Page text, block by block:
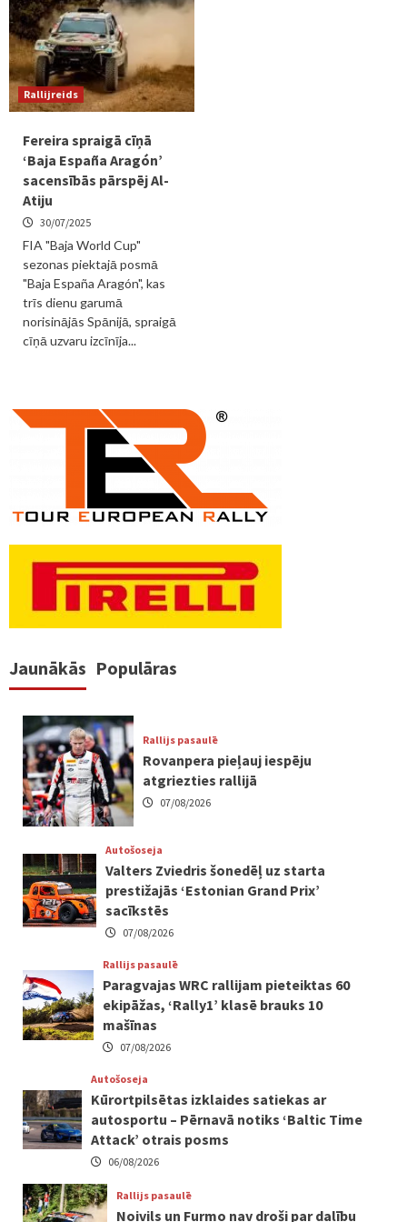
Rallijreids
Fereira spraigā cīņā
‘Baja España Aragón’
sacensībās pārspēj Al-
Atiju
30/07/2025
FIA "Baja World Cup"
sezonas piektajā posmā
"Baja España Aragón", kas
trīs dienu garumā
norisinājās Spānijā, spraigā
cīņā uzvaru izcīnīja...
Jaunākās Populāras
Rallijs pasaulē
Rovanpera pieļauj iespēju
atgriezties rallijā
07/08/2026
Autošoseja
Valters Zviedris šonedēļ uz starta
prestižajās ‘Estonian Grand Prix’
sacīkstēs
07/08/2026
Rallijs pasaulē
Paragvajas WRC rallijam pieteiktas 60
ekipāžas, ‘Rally1’ klasē brauks 10
mašīnas
07/08/2026
Autošoseja
Kūrortpilsētas izklaides satiekas ar
autosportu – Pērnavā notiks ‘Baltic Time
Attack’ otrais posms
06/08/2026
Rallijs pasaulē
Noivils un Furmo nav droši par dalību